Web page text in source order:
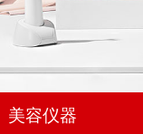
美容仪器